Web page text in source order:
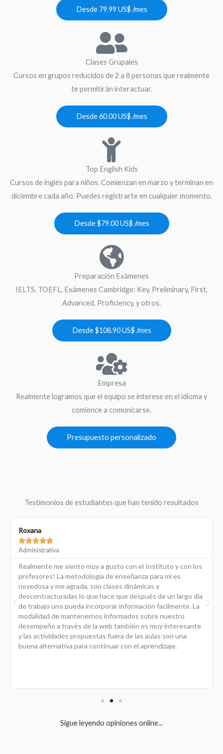
Desde 79.99 US$ /mes
Clases Grupales
Cursos en grupos reducidos de 2 a 8 personas que realmente
te permitirán interactuar.
Desde 60.00 US$ /mes
Top English Kids
Cursos de inglés para niños. Comienzan en marzo y terminan en
diciembre cada año. Puedes registrarte en cualquier momento.
Desde $79.00 US$ /mes
Preparación Exámenes
IELTS, TOEFL, Exámenes Cambridge: Key, Preliminary, First,
Advanced, Proficiency, y otros.
Desde $108.90 US$ /mes
Empresa
Realmente logramos que el equipo se interese en el idioma y
comience a comunicarse.
Presupuesto personalizado
Testimonios de estudiantes que han tenido resultados
Carolina

Administrativo
Si estás pensando dar tus primeros pasos para aprender
inglés o estás es un nivel más avanzado, recomiendo 100%
que tomen sus clases en Top English. El trato es muy
amable, diseñan un plan a medida de tu nivel y capacidad de
aprendizaje, además de que las clases son muy divertidas y
didácticas. . Comencé a estudiar con jessi en febrero de
este año y, en sólo 5 meses logré un avance muy
importante. ¡muchas gracias!
Sigue leyendo opiniones online...